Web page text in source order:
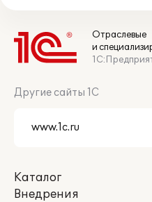
Отраслевые
и
Другие сайты 1С
Каталог
Внедрения